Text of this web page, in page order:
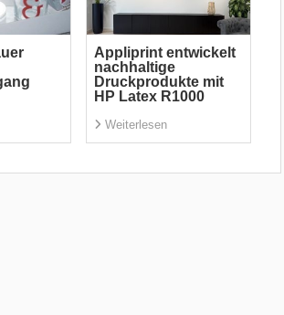
Appliprint entwickelt
nachhaltige
Druckprodukte mit
HP Latex R1000
Weiterlesen